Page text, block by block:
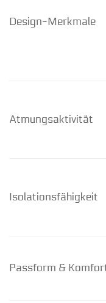
Design-Merkmale
Atmungsaktivität
Isolationsfähigkeit
Passform &